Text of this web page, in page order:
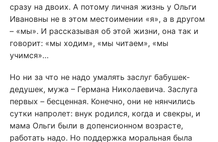
сразу на двоих. А потому личная жизнь у Ольги
Ивановны не в этом местоимении «я», а в другом
– «мы». И рассказывая об этой жизни, она так и
говорит: «мы ходим», «мы читаем», «мы
учимся»…
Но ни за что не надо умалять заслуг бабушек-
дедушек, мужа – Германа Николаевича. Заслуга
первых – бесценная. Конечно, они не нянчились
сутки напролет: внук родился, когда и свекры, и
мама Ольги были в допенсионном возрасте,
работать надо. Но поддержка моральная была